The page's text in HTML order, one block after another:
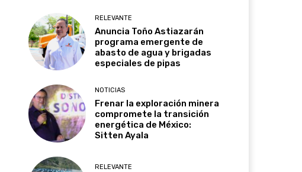
RELEVANTE
Anuncia Toño Astiazarán
programa emergente de
abasto de agua y brigadas
especiales de pipas
NOTICIAS
Frenar la exploración minera
compromete la transición
energética de México:
Sitten Ayala
RELEVANTE